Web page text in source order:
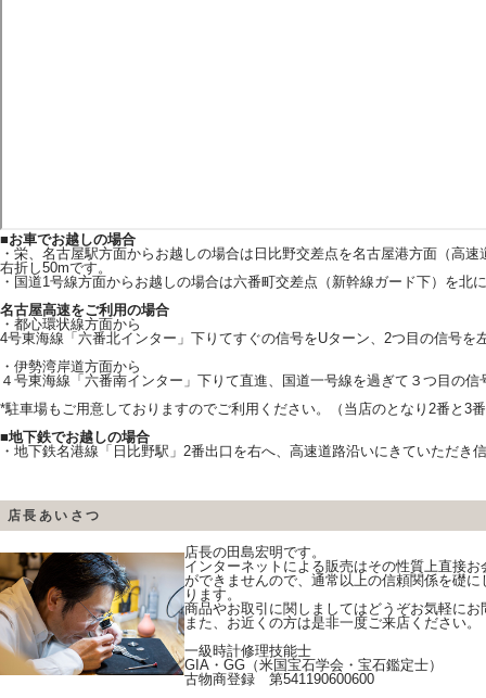
■お車でお越しの場合
・栄、名古屋駅方面からお越しの場合は日比野交差点を名古屋港方面（高
右折し50mです。
・国道1号線方面からお越しの場合は六番町交差点（新幹線ガード下）を北
名古屋高速をご利用の場合
・都心環状線方面から
4号東海線「六番北インター」下りてすぐの信号をUターン、2つ目の信号を
・伊勢湾岸道方面から
４号東海線「六番南インター」下りて直進、国道一号線を過ぎて３つ目の信
*駐車場もご用意しておりますのでご利用ください。（当店のとなり2番と3
■地下鉄でお越しの場合
・地下鉄名港線「日比野駅」2番出口を右へ、高速道路沿いにきていただき
店長あいさつ
店長の田島宏明です。
インターネットによる販売はその性質上直接
ができませんので、通常以上の信頼関係を礎
ります。
商品やお取引に関しましてはどうぞお気軽に
また、お近くの方は是非一度ご来店ください。
一級時計修理技能士
GIA・GG（米国宝石学会・宝石鑑定士）
古物商登録 第541190600600